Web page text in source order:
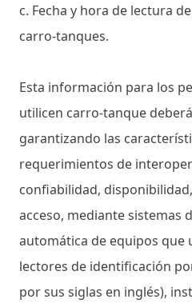
c. Fecha y hora de lectura
carro-tanques.
Esta información para los
utilicen carro-tanque
garantizando las
requerimientos de
confiabilidad,
acceso, mediante sistemas
automática de equipos que
lectores de identificación
por sus siglas en inglés),